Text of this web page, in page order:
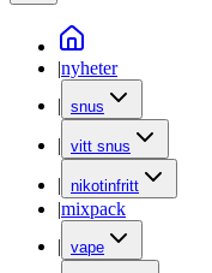
|nyheter
| snus
| vitt snus
| nikotinfritt
|mixpack
| vape